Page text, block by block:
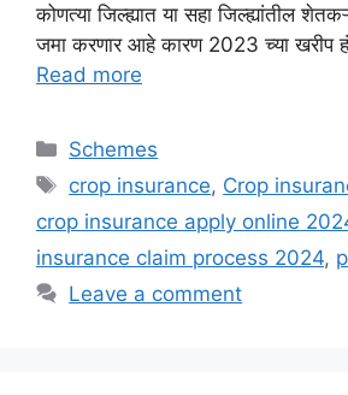
कोणत्या जिल्ह्यात या सहा जिल्ह्यांतील
जमा करणार आहे कारण 2023 च्या खरीप
Read more
Categories
Schemes
Tags
crop insurance, Crop
crop insurance apply online
insurance claim process 2024,
Leave a comment